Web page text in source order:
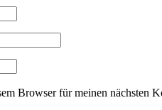
Browser für meinen nächsten